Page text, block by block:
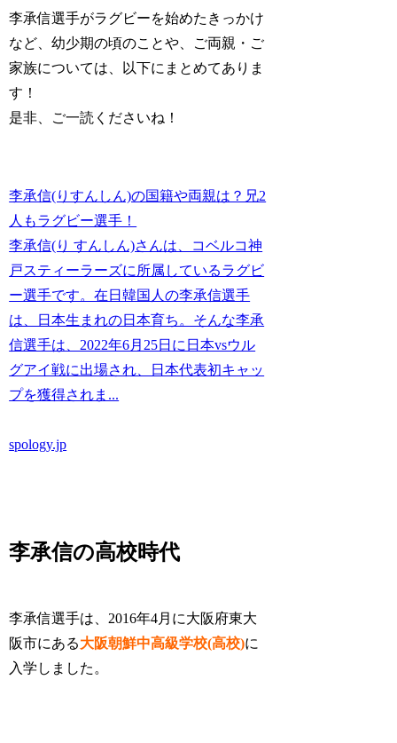
李承信選手がラグビーを始めたきっかけ
など、幼少期の頃のことや、ご両親・ご
家族については、以下にまとめてありま
す！
是非、ご一読くださいね！
李承信(りすんしん)の国籍や両親は？兄2
人もラグビー選手！
李承信(り すんしん)さんは、コベルコ神
戸スティーラーズに所属しているラグビ
ー選手です。在日韓国人の李承信選手
は、日本生まれの日本育ち。そんな李承
信選手は、2022年6月25日に日本vsウル
グアイ戦に出場され、日本代表初キャッ
プを獲得されま...
spology.jp
李承信の高校時代
李承信選手は、2016年4月に大阪府東大
阪市にある大阪朝鮮中高級学校(高校)に
入学しました。